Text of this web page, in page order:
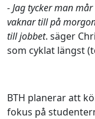
- Jag tycker man
vaknar till på
till jobbet. säger
som cyklat längst
BTH planerar att
fokus på